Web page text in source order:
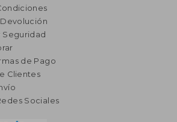
Seguridad
de Pago
Clientes
Sociales